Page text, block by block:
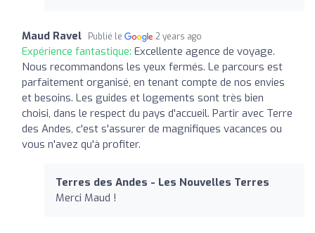
Maud Ravel Publié le 2 years ago
Expérience fantastique: Excellente agence de voyage.
Nous recommandons les yeux fermés. Le parcours est
parfaitement organisé, en tenant compte de nos envies
et besoins. Les guides et logements sont très bien
choisi, dans le respect du pays d'accueil. Partir avec Terre
des Andes, c'est s'assurer de magnifiques vacances ou
vous n'avez qu'à profiter.
Terres des Andes - Les Nouvelles Terres
Merci Maud !